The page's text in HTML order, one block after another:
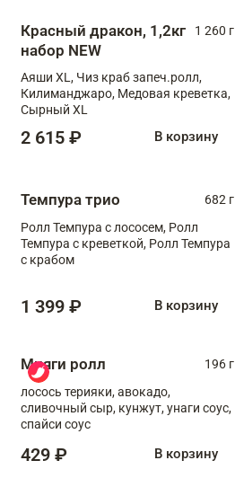
Красный дракон, 1,2кг
набор NEW
1 260 г
Аяши XL, Чиз краб запеч.ролл,
Килиманджаро, Медовая креветка,
Сырный XL
2 615 ₽ В корзину
Темпура трио
682 г
Ролл Темпура с лососем, Ролл
Темпура с креветкой, Ролл Темпура
с крабом
1 399 ₽ В корзину
Мияги ролл
196 г
лосось терияки, авокадо,
сливочный сыр, кунжут, унаги соус,
спайси соус
429 ₽ В корзину